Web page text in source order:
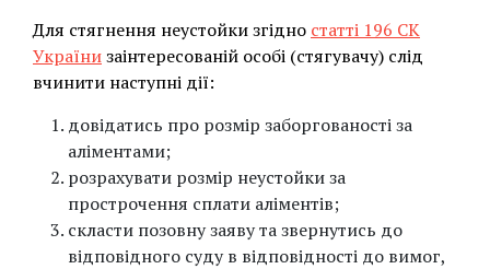
Для стягнення неустойки згідно статті 196 СК
Українизаінтересованій особі (стягувачу) слід
вчинити наступні дії:
довідатись про розмір заборгованості за
аліментами;
розрахувати розмір неустойки за
прострочення сплати аліментів;
скласти позовну заяву та звернутись до
відповідного суду в відповідності до вимог,